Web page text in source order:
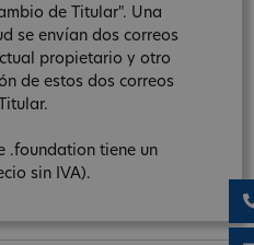
de Titular". Una
se envían dos correos
propietario y otro
de estos dos correos
.foundation tiene un
sin IVA).